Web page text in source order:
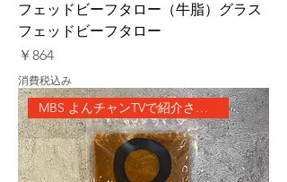
フェッドビーフタロー（牛脂）グラス
フェッドビーフタロー
価格
￥864
消費税込み
MBS よんチャンTVで紹介されました